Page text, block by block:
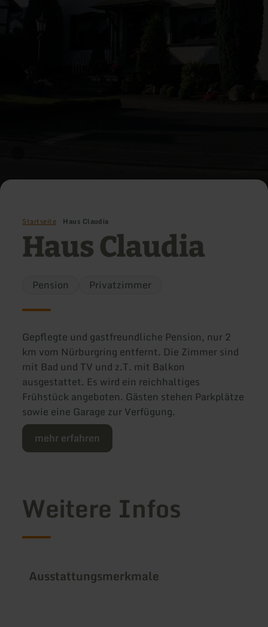
Startseite Haus Claudia
Haus Claudia
Pension Privatzimmer
Gepflegte und gastfreundliche Pension, nur 2
km vom Nürburgring entfernt. Die Zimmer sind
mit Bad und TV und z.T. mit Balkon
ausgestattet. Es wird ein reichhaltiges
Frühstück angeboten. Gästen stehen Parkplätze
sowie eine Garage zur Verfügung.
mehr erfahren
Weitere Infos
Ausstattungsmerkmale